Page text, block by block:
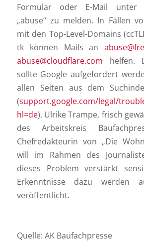
Formular oder E-Mail unter
„abuse“ zu melden. In Fällen
mit den Top-Level-Domains
tk können Mails an
abuse@cloudflare.com helfen.
sollte Google aufgefordert
allen Seiten aus dem
(support.google.com/legal/
hl=de). Ulrike Trampe, frisch
des Arbeitskreis
Chefredakteurin von „Die
will im Rahmen des
dieses Problem verstärkt
Erkenntnisse dazu werden
veröffentlicht.
Quelle: AK Baufachpresse